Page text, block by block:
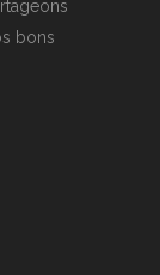
bons